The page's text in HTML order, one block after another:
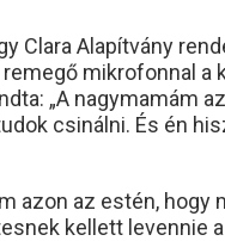
Clara Alapítvány
mikrofonnal a
„A nagymamám
csinálni. És én
azon az estén, hogy
kellett levennie